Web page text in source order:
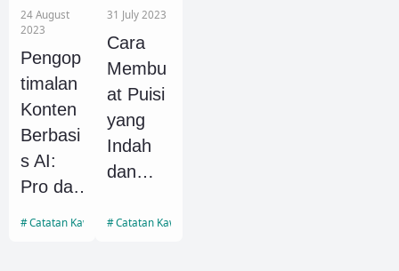
Kuadrat
dan
Pemba
hasan
Soal
Latihan
(Cara
Alternat
if)
atika
SMA
24 August
2023
Pengop
timalan
Konten
Berbasi
s AI:
Pro dan
Catatan Kawan
31 July 2023
Cara
Membu
at Puisi
yang
Indah
dan
Disertai
Catatan Kawan